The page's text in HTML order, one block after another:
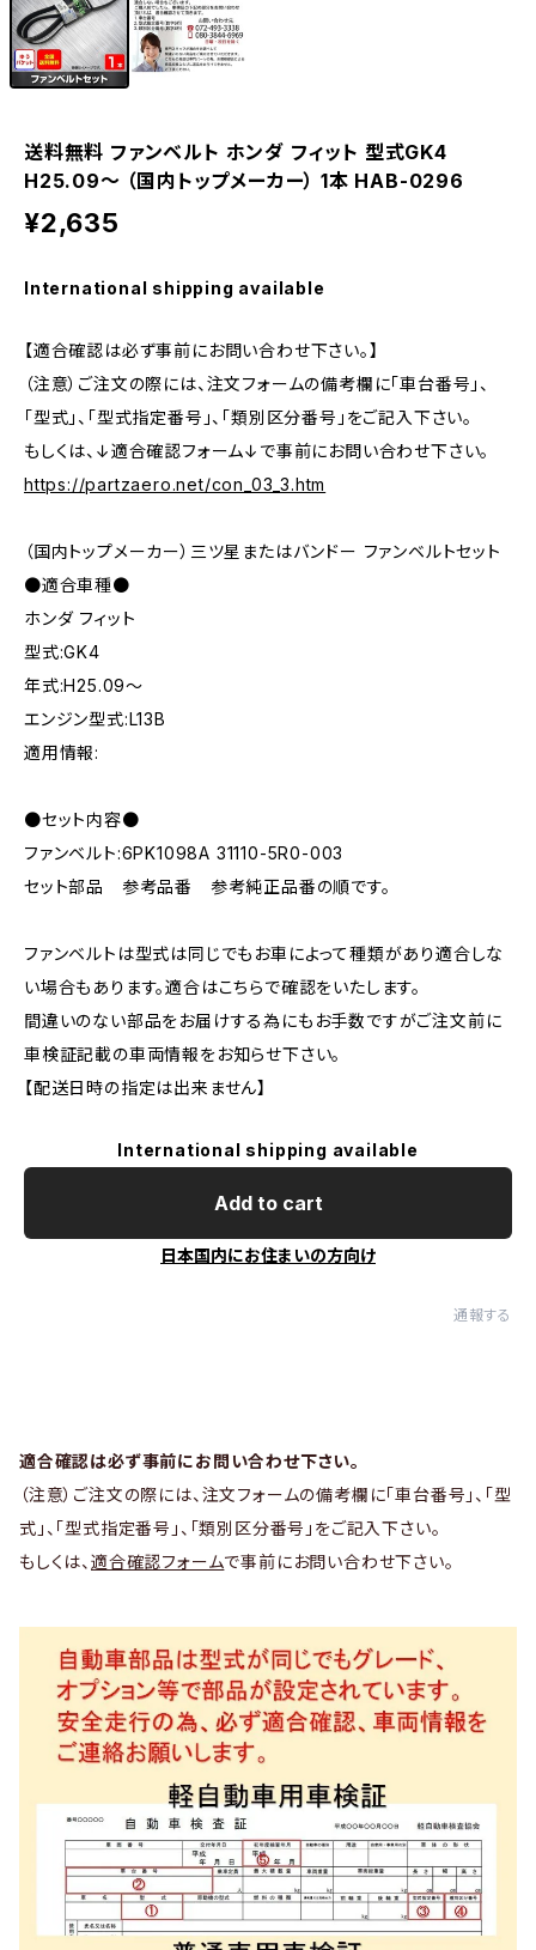
送料無料 ファンベルト ホンダ フィット 型式GK4
H25.09～ （国内トップメーカー） 1本 HAB-0296
¥2,635
International shipping available
【適合確認は必ず事前にお問い合わせ下さい。】
（注意）ご注文の際には、注文フォームの備考欄に「車台番号」、
「型式」、「型式指定番号」、「類別区分番号」をご記入下さい。
もしくは、↓適合確認フォーム↓で事前にお問い合わせ下さい。
https://partzaero.net/con_03_3.htm
（国内トップメーカー）三ツ星またはバンドー ファンベルトセット
●適合車種●
ホンダ フィット
型式:GK4
年式:H25.09～
エンジン型式:L13B
適用情報:
●セット内容●
ファンベルト:6PK1098A 31110-5R0-003
セット部品 参考品番 参考純正品番の順です。
ファンベルトは型式は同じでもお車によって種類があり適合しな
い場合もあります。適合はこちらで確認をいたします。
間違いのない部品をお届けする為にもお手数ですがご注文前に
車検証記載の車両情報をお知らせ下さい。
【配送日時の指定は出来ません】
International shipping available
Add to cart
日本国内にお住まいの方向け
通報する
適合確認は必ず事前にお問い合わせ下さい。
（注意）ご注文の際には、注文フォームの備考欄に「車台番号」、「型
式」、「型式指定番号」、「類別区分番号」をご記入下さい。
もしくは、 適合確認フォームで事前にお問い合わせ下さい。